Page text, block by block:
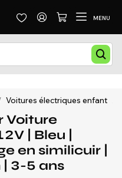
MENU
Voitures électriques enfant
Voiture
| Bleu |
en similicuir |
3-5 ans